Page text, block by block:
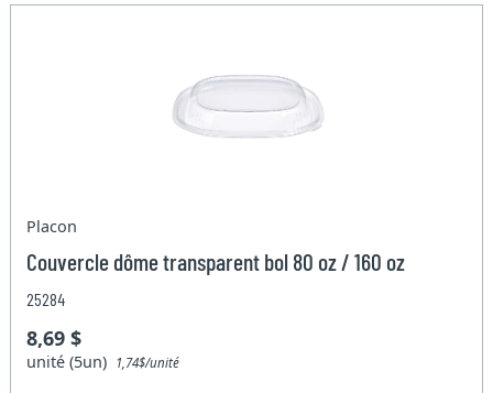
Placon
Couvercle dôme transparent bol 80 oz / 160 oz
25284
8,69 $
unité (5un) 1,74$/unité